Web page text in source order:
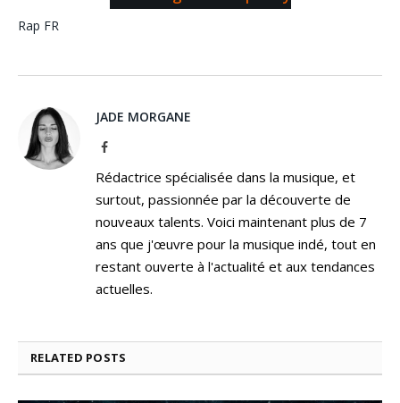
Rap FR
JADE MORGANE
Facebook
Rédactrice spécialisée dans la musique, et
surtout, passionnée par la découverte de
nouveaux talents. Voici maintenant plus de 7
ans que j'œuvre pour la musique indé, tout en
restant ouverte à l'actualité et aux tendances
actuelles.
RELATED POSTS